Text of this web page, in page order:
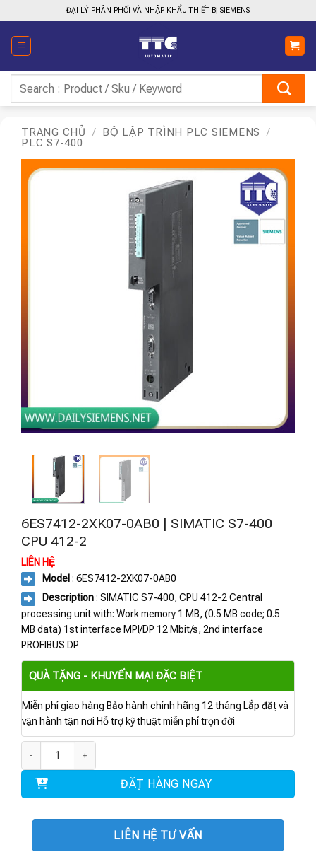
qua
nội
dung
ĐẠI LÝ PHÂN PHỐI VÀ NHẬP KHẨU THIẾT BỊ SIEMENS
kiếm:
TRANG CHỦ / BỘ LẬP TRÌNH PLC SIEMENS
/
PLC S7-400
6ES7412-2XK07-0AB0 | SIMATIC S7-400
CPU 412-2
LIÊN HỆ
Model : 6ES7412-2XK07-0AB0
Description: SIMATIC S7-400, CPU 412-2 Central
processing unit with: Work memory 1 MB, (0.5 MB code; 0.5
MB data) 1st interface MPI/DP 12 Mbit/s, 2nd interface
PROFIBUS DP
QUÀ TẶNG - KHUYẾN MẠI ĐẶC BIỆT
Miễn phí giao hàng Bảo hành chính hãng 12 tháng Lắp đặt và
vận hành tận nơi Hỗ trợ kỹ thuật miễn phí trọn đời
ĐẶT HÀNG NGAY
LIÊN HỆ TƯ VẤN